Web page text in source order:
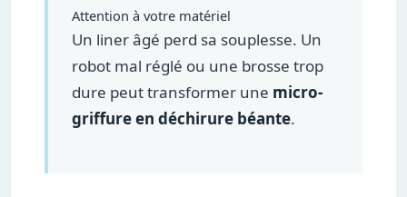
Attention à votre matériel
Un liner âgé perd sa souplesse. Un
robot mal réglé ou une brosse trop
dure peut transformer une micro-
griffure en déchirure béante.